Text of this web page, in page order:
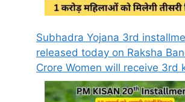
Subhadra Yojana 3rd
released today on Raksha
Crore Women will receive 3rd